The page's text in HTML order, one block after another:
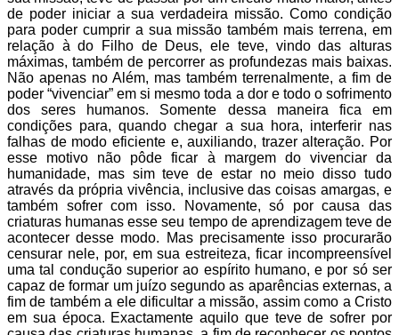
de poder iniciar a sua verdadeira missão. Como condição
para poder cumprir a sua missão também mais terrena, em
relação à do Filho de Deus, ele teve, vindo das alturas
máximas, também de percorrer as profundezas mais baixas.
Não apenas no Além, mas também terrenalmente, a fim de
poder “vivenciar” em si mesmo toda a dor e todo o sofrimento
dos seres humanos. Somente dessa maneira fica em
condições para, quando chegar a sua hora, interferir nas
falhas de modo eficiente e, auxiliando, trazer alteração. Por
esse motivo não pôde ficar à margem do vivenciar da
humanidade, mas sim teve de estar no meio disso tudo
através da própria vivência, inclusive das coisas amargas, e
também sofrer com isso. Novamente, só por causa das
criaturas humanas esse seu tempo de aprendizagem teve de
acontecer desse modo. Mas precisamente isso procurarão
censurar nele, por, em sua estreiteza, ficar incompreensível
uma tal condução superior ao espírito humano, e por só ser
capaz de formar um juízo segundo as aparências externas, a
fim de também a ele dificultar a missão, assim como a Cristo
em sua época. Exactamente aquilo que teve de sofrer por